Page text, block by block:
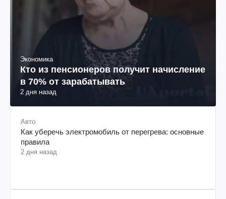
Экономика
Кто из пенсионеров получит начисление
в 70% от зарабатывать
2 дня назад
Авто
Как уберечь электромобиль от перегрева: основные
правила
2 дня назад